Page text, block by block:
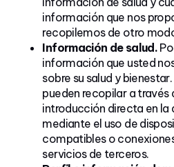
información que nos
recopilemos de otro
Información de salud.
información que usted
sobre su salud y
pueden recopilar a través
introducción directa en la
mediante el uso de
compatibles o
servicios de terceros.